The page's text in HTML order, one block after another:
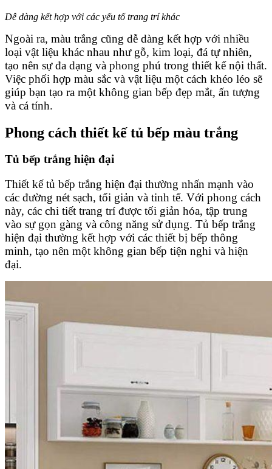
Dễ dàng kết hợp với các yếu tố trang trí khác
Ngoài ra, màu trắng cũng dễ dàng kết hợp với nhiều
loại vật liệu khác nhau như gỗ, kim loại, đá tự nhiên,
tạo nên sự đa dạng và phong phú trong thiết kế nội thất.
Việc phối hợp màu sắc và vật liệu một cách khéo léo sẽ
giúp bạn tạo ra một không gian bếp đẹp mắt, ấn tượng
và cá tính.
Phong cách thiết kế tủ bếp màu trắng
Tủ bếp trắng hiện đại
Thiết kế tủ bếp trắng hiện đại thường nhấn mạnh vào
các đường nét sạch, tối giản và tinh tế. Với phong cách
này, các chi tiết trang trí được tối giản hóa, tập trung
vào sự gọn gàng và công năng sử dụng. Tủ bếp trắng
hiện đại thường kết hợp với các thiết bị bếp thông
minh, tạo nên một không gian bếp tiện nghi và hiện
đại.